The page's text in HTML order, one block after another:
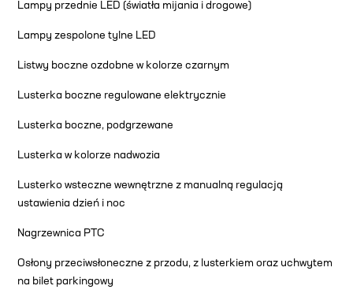
Lampy przednie LED (światła mijania i drogowe)
Lampy zespolone tylne LED
Listwy boczne ozdobne w kolorze czarnym
Lusterka boczne regulowane elektrycznie
Lusterka boczne, podgrzewane
Lusterka w kolorze nadwozia
Lusterko wsteczne wewnętrzne z manualną regulacją
ustawienia dzień i noc
Nagrzewnica PTC
Osłony przeciwsłoneczne z przodu, z lusterkiem oraz uchwytem
na bilet parkingowy